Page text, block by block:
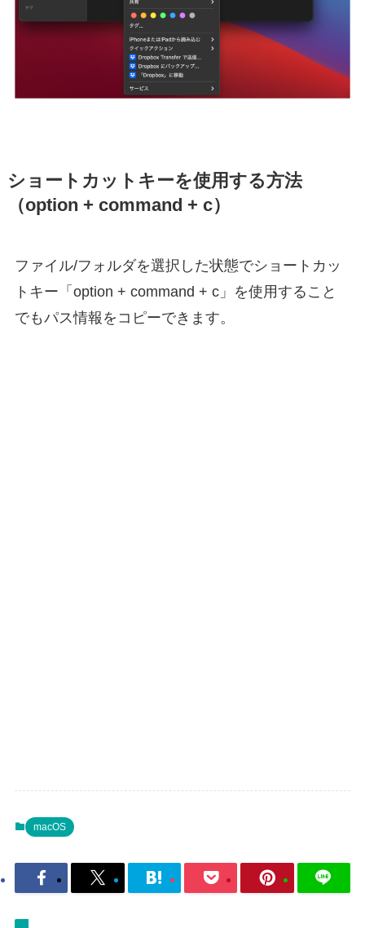
ショートカットキーを使用する方法
（option + command + c）
ファイル/フォルダを選択した状態でショートカッ
トキー「option + command + c」を使用すること
でもパス情報をコピーできます。
macOS